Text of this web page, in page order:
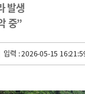
발생
중”
력 : 2026-05-15